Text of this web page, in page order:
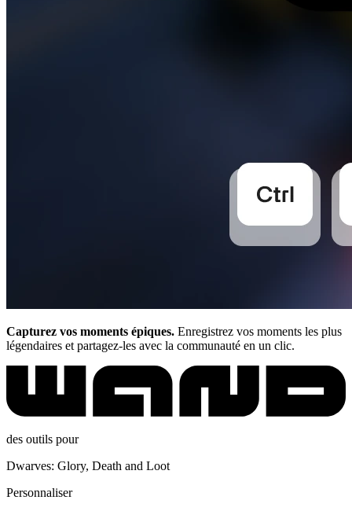
Capturez vos moments épiques. Enregistrez vos moments les plus
légendaires et partagez-les avec la communauté en un clic.
des outils pour
Dwarves: Glory, Death and Loot
Personnaliser